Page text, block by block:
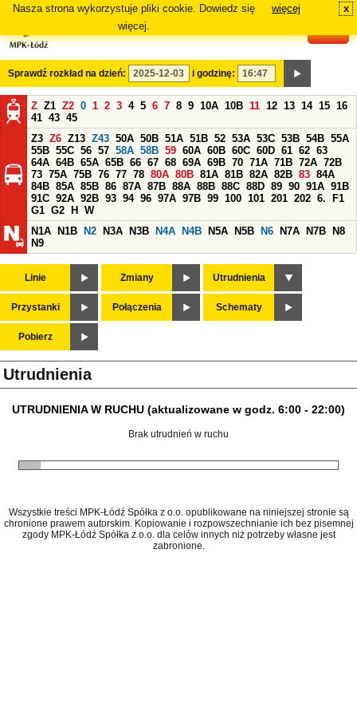
Nasza strona wykorzystuje pliki cookie. Dowiedz się
więcej.
więcej x
Sprawdź rozkład na dzień: i godzinę:
Z Z1 Z2 0 1 2 3 4 5 6 7 8 9 10A 10B 11 12 13 14 15 16
41 43 45
Z3 Z6 Z13 Z43 50A 50B 51A 51B 52 53A 53C 53B 54B 55A
55B 55C 56 57 58A 58B 59 60A 60B 60C 60D 61 62 63
64A 64B 65A 65B 66 67 68 69A 69B 70 71A 71B 72A 72B
73 75A 75B 76 77 78 80A 80B 81A 81B 82A 82B 83 84A
84B 85A 85B 86 87A 87B 88A 88B 88C 88D 89 90 91A 91B
91C 92A 92B 93 94 96 97A 97B 99 100 101 201 202 6.
F1
G1 G2 H
W
N1A
N1B N2 N3A N3B N4A N4B N5A N5B N6 N7A N7B
N8
N9
Linie Zmiany Utrudnienia
Przystanki Połączenia Schematy
Pobierz
Utrudnienia
UTRUDNIENIA W RUCHU (aktualizowane w godz. 6:00 - 22:00)
Brak utrudnień w ruchu
Wszystkie treści MPK-Łódź Spółka z o.o. opublikowane na niniejszej stronie są
chronione prawem autorskim. Kopiowanie i rozpowszechnianie ich bez pisemnej
zgody MPK-Łódź Spółka z o.o. dla celów innych niż potrzeby własne jest
zabronione.